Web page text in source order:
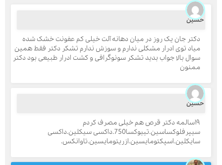
دکتر جان یک روز در میان دهانه آلت خیلی کم عفونت خشک شده
میاد توی ادرار مشکلی ندارم و سوزش ندارم تشکر دکتر فقط همین
سوال بالا جواب بدید تشکر سونوگرافی و کشت ادرار طبیعی بود دکتر
ممنون
۱۹سالمه دکتر قرص هم خیلی مصرف کردم
سیپرفلوکساسین.تییوکسا750.داکسی سیکلین.داکسی
سایکلین.اسپکتومایسین.ازریتومایسین.تاوانکس.
ارسال